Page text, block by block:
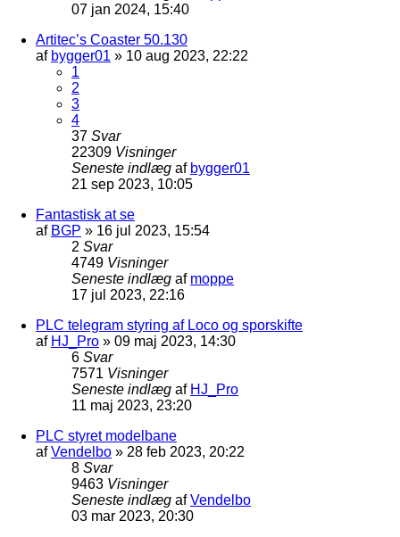
07 jan 2024, 15:40
Artitec’s Coaster 50.130
af bygger01 » 10 aug 2023, 22:22
1
2
3
4
37 Svar
22309 Visninger
Seneste indlæg af bygger01
21 sep 2023, 10:05
Fantastisk at se
af BGP » 16 jul 2023, 15:54
2 Svar
4749 Visninger
Seneste indlæg af moppe
17 jul 2023, 22:16
PLC telegram styring af Loco og sporskifte
af HJ_Pro » 09 maj 2023, 14:30
6 Svar
7571 Visninger
Seneste indlæg af HJ_Pro
11 maj 2023, 23:20
PLC styret modelbane
afVendelbo » 28 feb 2023, 20:22
8 Svar
9463 Visninger
Seneste indlæg afVendelbo
03 mar 2023, 20:30